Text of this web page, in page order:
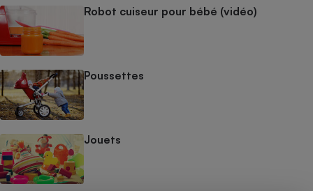
Robot cuiseur pour bébé (vidéo)
Poussettes
Jouets